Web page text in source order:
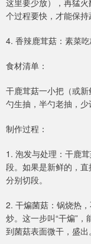
个过程要快，才能保持
4. 香辣鹿茸菇：素菜
食材清单：
干鹿茸菇一小把（或
勺生抽，半勺老抽，少
制作过程：
1. 泡发与处理：干鹿
段。如果是新鲜的，
分别切段。
2. 干煸菌菇：锅烧热
炒。这一步叫“干煸”
到菌菇表面微干，盛出。